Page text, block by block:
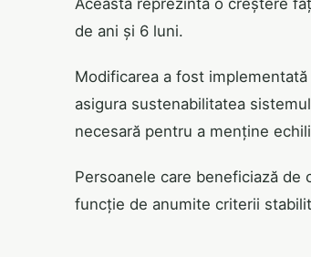
Aceasta reprezintă o creștere
de ani și 6 luni.
Modificarea a fost
asigura sustenabilitatea
necesară pentru a menține
Persoanele care beneficiază
funcție de anumite criterii